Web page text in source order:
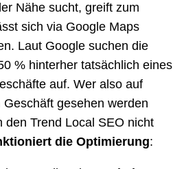
Nähe sucht, greift zum
sich via Google Maps
Laut Google suchen die
% hinterher tatsächlich eines
auf. Wer also auf
gesehen werden
den Trend Local SEO nicht
die Optimierung: